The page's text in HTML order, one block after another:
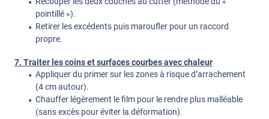
pointillé »).
Retirer les excédents puis maroufler pour un raccord
propre.
7. Traiter les coins et surfaces courbes avec chaleur
Appliquer du primer sur les zones à risque d’arrachement
(4 cm autour).
Chauffer légèrement le film pour le rendre plus malléable
(sans excès pour éviter la déformation).